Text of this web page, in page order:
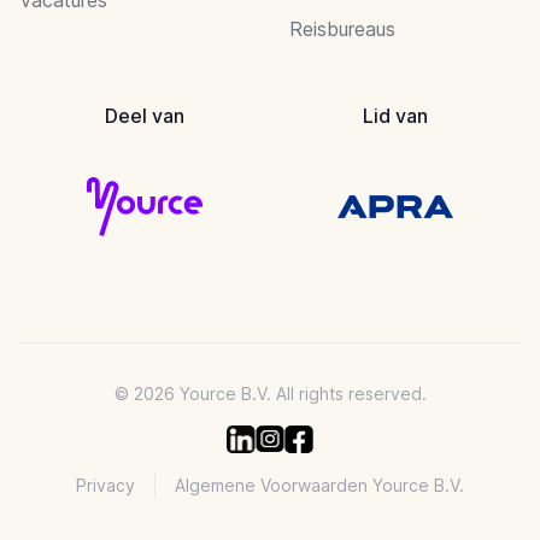
Reisbureaus
Deel van Lid van
© 2026 Yource B.V. All rights reserved.
Privacy Algemene Voorwaarden Yource B.V.